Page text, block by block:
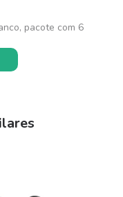
pacote com 6